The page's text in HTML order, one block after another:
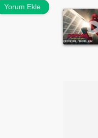
Yorum Ekle